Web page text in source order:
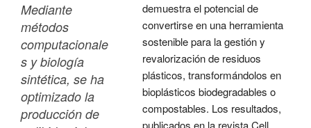
Mediante
métodos
computacionale
s y biología
sintética, se ha
optimizado la
producción de
demuestra el potencial de
convertirse en una herramienta
sostenible para la gestión y
revalorización de residuos
plásticos, transformándolos en
bioplásticos biodegradables o
compostables. Los resultados,